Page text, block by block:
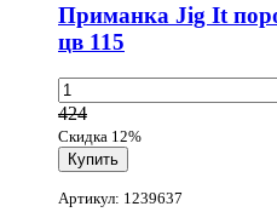
Приманка Jig It
цв 115
424
Скидка 12%
Артикул: 1239637